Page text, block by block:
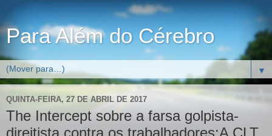
Para Além do Cérebro
▼
QUINTA-FEIRA, 27 DE ABRIL DE 2017
The Intercept sobre a farsa golpista-
direitista contra os trabalhadores:A CLT,